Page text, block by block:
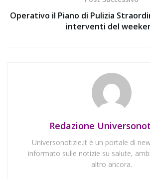
Operativo il Piano di Pulizia
interventi del
Redazione
Universonotizie.it è un portale di
informato sulle notizie su salute,
altro ancora.